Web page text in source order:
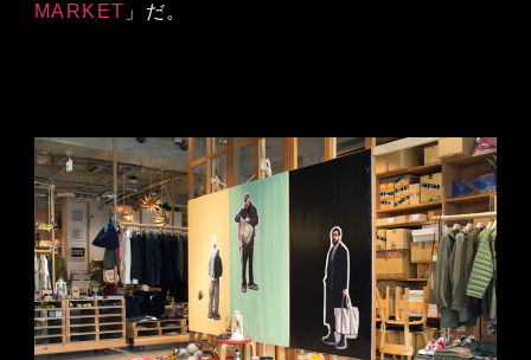
MARKET 」だ。